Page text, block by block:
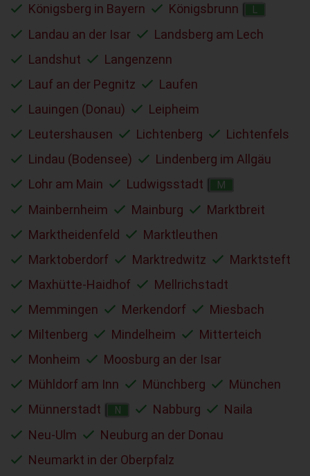
Königsberg in Bayern
Königsbrunn
Landau an der Isar
Landsberg am Lech
Landshut
Langenzenn
Lauf an der Pegnitz
Laufen
Lauingen (Donau)
Leipheim
Leutershausen
Lichtenberg
Lichtenfels
Lindau (Bodensee)
Lindenberg im Allgäu
Lohr am Main
Ludwigsstadt M
Mainbernheim Mainburg
Marktbreit
Marktheidenfeld
Marktleuthen
Marktoberdorf
Marktredwitz
Marktsteft
Maxhütte-Haidhof
Mellrichstadt
Memmingen
Merkendorf
Miesbach
Miltenberg
Mindelheim
Mitterteich
Monheim
Moosburg an der Isar
Mühldorf am Inn
Münchberg
München
Münnerstadt
N Nabburg
Naila
Neu-Ulm
Neuburg an der Donau
Neumarkt in der Oberpfalz